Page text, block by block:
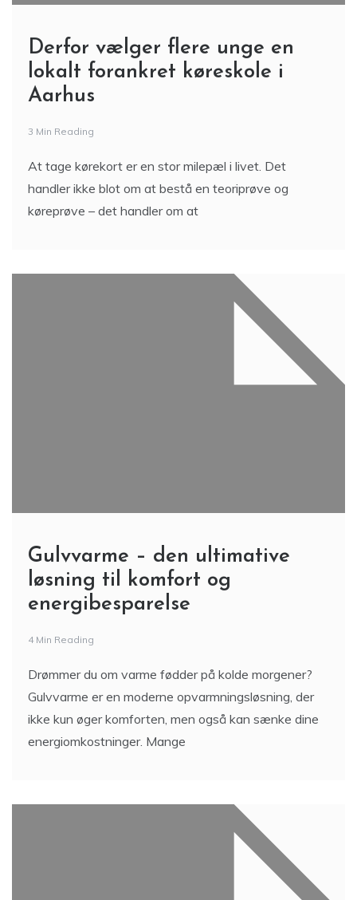
Derfor vælger flere unge en
lokalt forankret køreskole i
Aarhus
3 Min Reading
At tage kørekort er en stor milepæl i livet. Det
handler ikke blot om at bestå en teoriprøve og
køreprøve – det handler om at
Gulvvarme – den ultimative
løsning til komfort og
energibesparelse
4 Min Reading
Drømmer du om varme fødder på kolde morgener?
Gulvvarme er en moderne opvarmningsløsning, der
ikke kun øger komforten, men også kan sænke dine
energiomkostninger. Mange